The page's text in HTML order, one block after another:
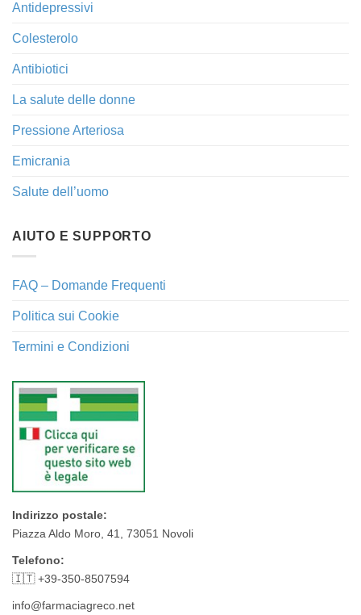
Antidepressivi
Colesterolo
Antibiotici
La salute delle donne
Pressione Arteriosa
Emicrania
Salute dell’uomo
AIUTO E SUPPORTO
FAQ – Domande Frequenti
Politica sui Cookie
Termini e Condizioni
Indirizzo postale:
Piazza Aldo Moro, 41, 73051 Novoli
Telefono:
🇮🇹 +39-350-8507594
info@farmaciagreco.net